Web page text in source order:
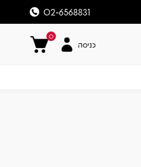
02-6568831
0
כניסה